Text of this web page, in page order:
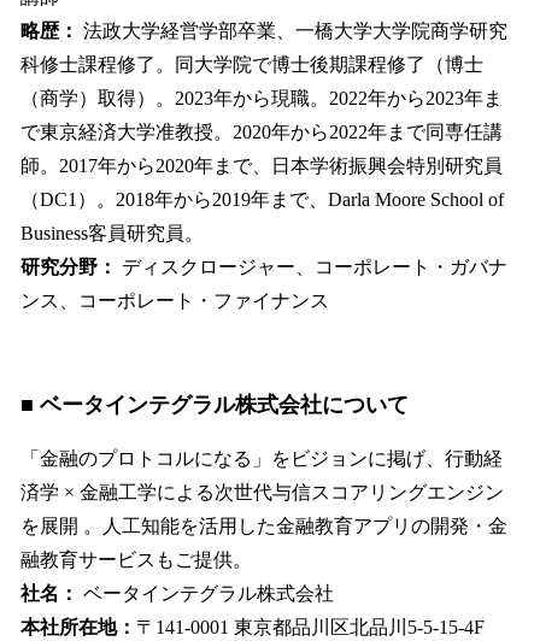
略歴： 法政大学経営学部卒業、一橋大学大学院商学研究
科修士課程修了。同大学院で博士後期課程修了（博士
（商学）取得）。2023年から現職。2022年から2023年ま
で東京経済大学准教授。2020年から2022年まで同専任講
師。2017年から2020年まで、日本学術振興会特別研究員
（DC1）。2018年から2019年まで、Darla Moore School of
Business客員研究員。
研究分野：
ディスクロージャー、コーポレート・ガバナ
ンス、コーポレート・ファイナンス
■ ベータインテグラル株式会社について
「金融のプロトコルになる」をビジョンに掲げ、行動経
済学 × 金融工学による次世代与信スコアリングエンジン
を展開 。人工知能を活用した金融教育アプリの開発・金
融教育サービスもご提供。
社名： ベータインテグラル株式会社
本社所在地： 〒141-0001 東京都品川区北品川5-5-15-4F